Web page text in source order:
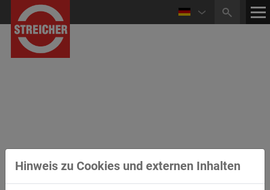
Hinweis zu Cookies und externen Inhalten